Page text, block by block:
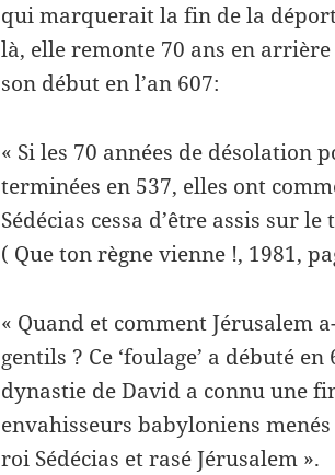
qui marquerait la fin de la
là, elle remonte 70 ans en
son début en l’an 607:
« Si les 70 années de désolation
terminées en 537, elles ont
Sédécias cessa d’être assis sur
( Que ton règne vienne !, 1981,
« Quand et comment Jérusalem
gentils ? Ce ‘foulage’ a débuté
dynastie de David a connu une
envahisseurs babyloniens
roi Sédécias et rasé Jérusalem ».